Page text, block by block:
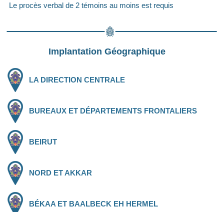
Le procès verbal de 2 témoins au moins est requis
Implantation Géographique
LA DIRECTION CENTRALE
BUREAUX ET DÉPARTEMENTS FRONTALIERS
BEIRUT
NORD ET AKKAR
BÉKAA ET BAALBECK EH HERMEL